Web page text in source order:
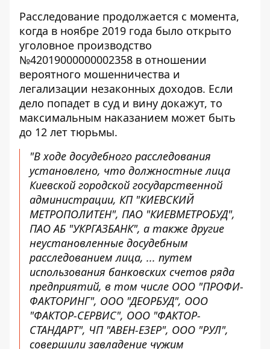
Расследование продолжается с момента,
когда в ноябре 2019 года было открыто
уголовное производство
№42019000000002358 в отношении
вероятного мошенничества и
легализации незаконных доходов. Если
дело попадет в суд и вину докажут, то
максимальным наказанием может быть
до 12 лет тюрьмы.
"В ходе досудебного расследования
установлено, что должностные лица
Киевской городской государственной
администрации, КП "КИЕВСКИЙ
МЕТРОПОЛИТЕН", ПАО "КИЕВМЕТРОБУД",
ПАО АБ "УКРГАЗБАНК", а также другие
неустановленные досудебным
расследованием лица, ... путем
использования банковских счетов ряда
предприятий, в том числе ООО "ПРОФИ-
ФАКТОРИНГ", ООО "ДЕОРБУД", ООО
"ФАКТОР-СЕРВИС", ООО "ФАКТОР-
СТАНДАРТ", ЧП "АВЕН-ЕЗЕР", ООО "РУЛ",
совершили завладение чужим